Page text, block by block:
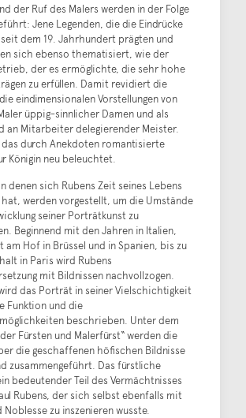
der Ruf des Malers werden in der Folge
Jene Legenden, die die Eindrücke
dem 19. Jahrhundert prägten und
sich ebenso thematisiert, wie der
der es ermöglichte, die sehr hohe
zu erfüllen. Damit revidiert die
eindimensionalen Vorstellungen von
üppig-sinnlicher Damen und als
an Mitarbeiter delegierender Meister.
durch Anekdoten romantisierte
Königin neu beleuchtet.
denen sich Rubens Zeit seines Lebens
werden vorgestellt, um die Umstände
seiner Porträtkunst zu
Beginnend mit den Jahren in Italien,
am Hof in Brüssel und in Spanien, bis zu
in Paris wird Rubens
mit Bildnissen nachvollzogen.
das Porträt in seiner Vielschichtigkeit
Funktion und die
beschrieben. Unter dem
Fürsten und Malerfürst“ werden die
die geschaffenen höfischen Bildnisse
zusammengeführt. Das fürstliche
bedeutender Teil des Vermächtnisses
Rubens, der sich selbst ebenfalls mit
Noblesse zu inszenieren wusste.